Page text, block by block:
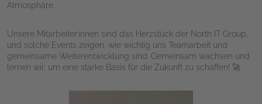
Atmosphäre.
Unsere Mitarbeiter:innen sind das Herzstück der North IT Group,
und solche Events zeigen, wie wichtig uns Teamarbeit und
gemeinsame Weiterentwicklung sind. Gemeinsam wachsen und
lernen wir, um eine starke Basis für die Zukunft zu schaffen! 🚀